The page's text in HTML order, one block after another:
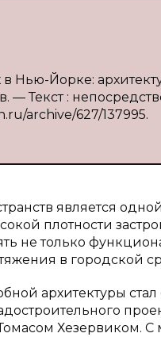
Нью-Йорке:
— Текст :
archive/627/137995.
является
плотности
не только
в городской
архитектуры стал
Хезервиком.